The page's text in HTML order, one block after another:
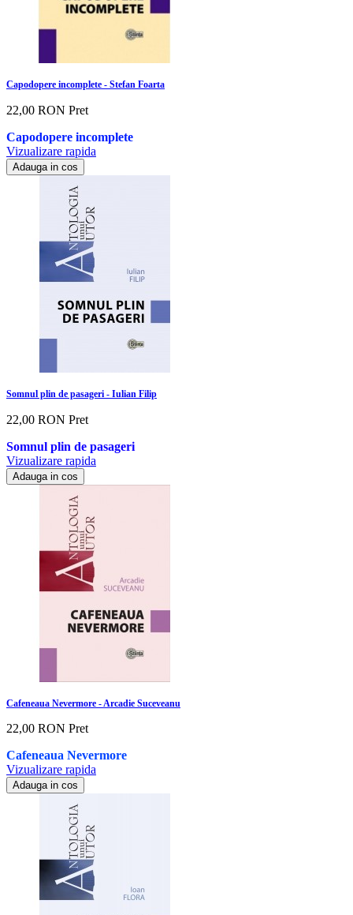
Capodopere incomplete - Stefan Foarta
22,00 RON Pret
Capodopere incomplete
Vizualizare rapida
Adauga in cos
Somnul plin de pasageri - Iulian Filip
22,00 RON Pret
Somnul plin de pasageri
Vizualizare rapida
Adauga in cos
Cafeneaua Nevermore - Arcadie Suceveanu
22,00 RON Pret
Cafeneaua Nevermore
Vizualizare rapida
Adauga in cos